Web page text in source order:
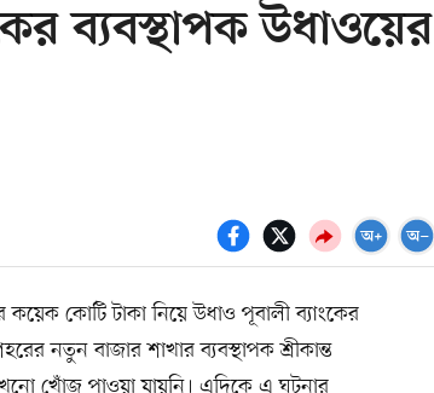
ব্যবস্থাপক উধাওয়ের
কয়েক কোটি টাকা নিয়ে উধাও পূবালী ব্যাংকের
নতুন বাজার শাখার ব্যবস্থাপক শ্রীকান্ত
খোঁজ পাওয়া যায়নি। এদিকে এ ঘটনার